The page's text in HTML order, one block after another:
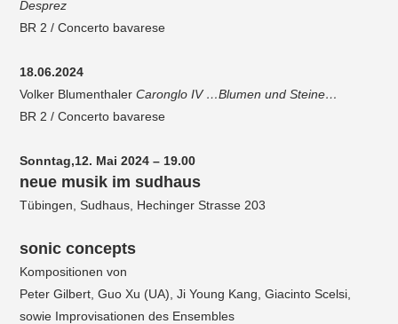
Desprez
BR 2 / Concerto bavarese
18.06.2024
Volker BlumenthalerCaronglo IV …Blumen und Steine…
BR 2 / Concerto bavarese
Sonntag,12. Mai 2024 – 19.00
neue musik im sudhaus
Tübingen, Sudhaus, Hechinger Strasse 203
sonic concepts
Kompositionen von
Peter Gilbert, Guo Xu (UA), Ji Young Kang, Giacinto Scelsi,
sowie Improvisationen des Ensembles